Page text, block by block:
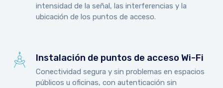
intensidad de la señal, las interferencias y la
ubicación de los puntos de acceso.
Instalación de puntos de acceso Wi-Fi
Conectividad segura y sin problemas en espacios
públicos u oficinas, con autenticación sin